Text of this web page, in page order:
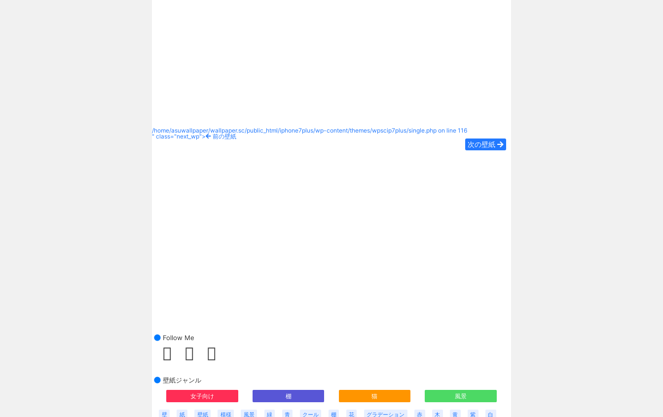
/home/asuwallpaper/wallpaper.sc/public_html/iphone7plus/wp-content/themes/wpscip7plus/single.php on line 116
" class="next_wp">
前の壁紙
次の壁紙
Follow Me
壁紙ジャンル
女子向け 棚 猫 風景
壁 紙 壁紙 模様 風景 緑 青 クール 棚 花 グラデーション 赤 木 黄 紫 白